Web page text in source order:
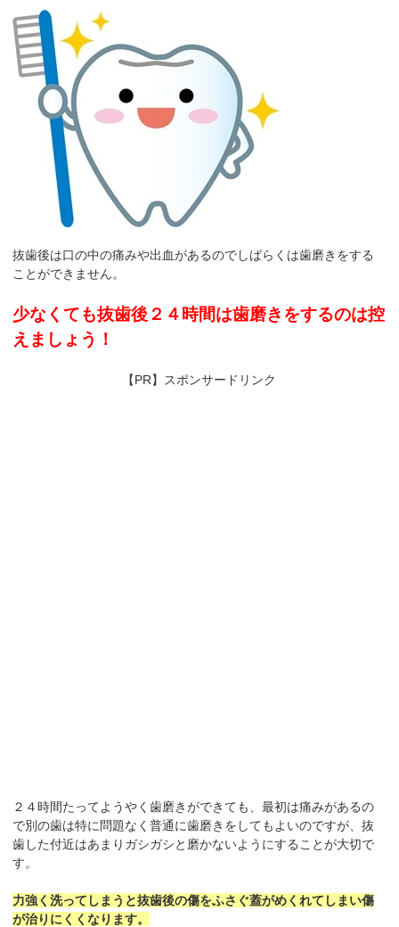
抜歯後は口の中の痛みや出血があるのでしばらくは歯磨きをする
ことができません。
少なくても抜歯後２４時間は歯磨きをするのは控
えましょう！
【PR】スポンサードリンク
２４時間たってようやく歯磨きができても、最初は痛みがあるの
で別の歯は特に問題なく普通に歯磨きをしてもよいのですが、抜
歯した付近はあまりガシガシと磨かないようにすることが大切で
す。
力強く洗ってしまうと抜歯後の傷をふさぐ蓋がめくれてしまい傷
が治りにくくなります。